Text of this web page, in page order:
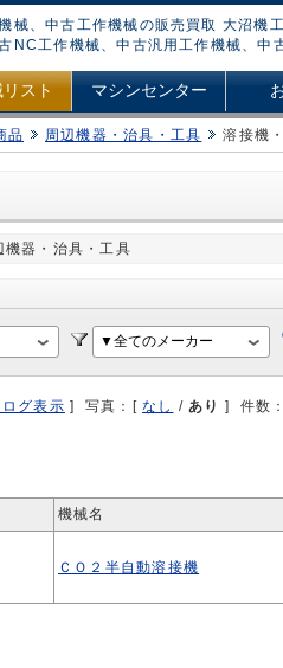
械、中古工作機械の販売買取 大沼機
古NC工作機械、中古汎用工作機械、
スト マシンセンター
品 周辺機器・治具・工具 溶接機
器・治具・工具
ログ表示 ] 写真：[ なし / あり ] 件数
機械名
ＣＯ２半自動溶接機